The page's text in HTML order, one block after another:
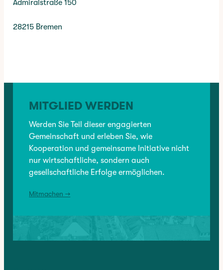
Admiralstraße 150
28215 Bremen
MITGLIED WERDEN
Werden Sie Teil dieser engagierten
Gemeinschaft und erleben Sie, wie
Kooperation und gemeinsame Initiative nicht
nur wirtschaftliche, sondern auch
gesellschaftliche Erfolge ermöglichen.
Mitmachen →